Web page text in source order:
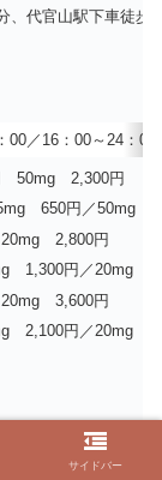
、代官山駅下車徒歩8
00／16：00～24：00
50mg 2,300円
650円／50mg
2,800円
1,300円／20mg
3,600円
2,100円／20mg
サイドバー